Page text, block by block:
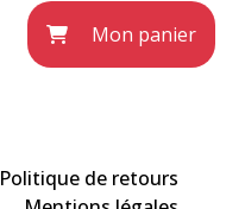
Mon panier
Politique de retours